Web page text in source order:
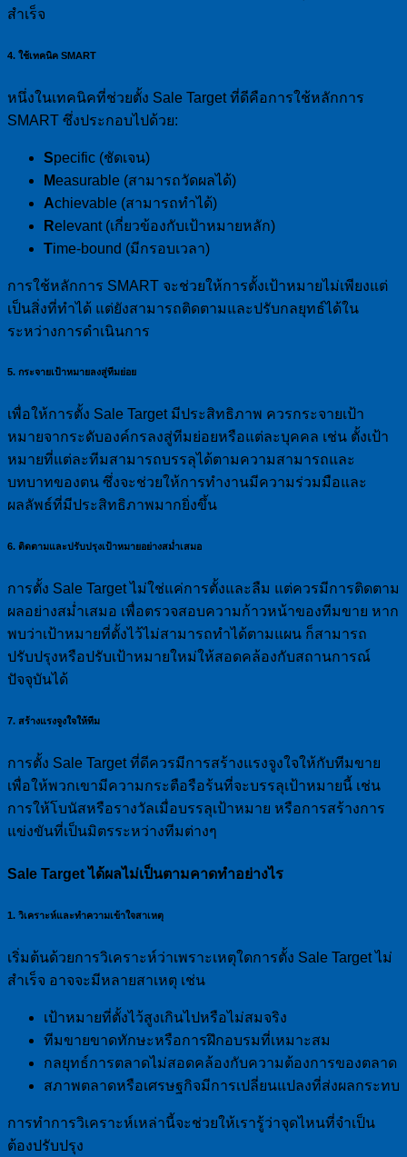
สำเร็จ
4. ใช้เทคนิค SMART
หนึ่งในเทคนิคที่ช่วยตั้ง Sale Target ที่ดีคือการใช้หลักการ
SMART ซึ่งประกอบไปด้วย:
Specific (ชัดเจน)
Measurable (สามารถวัดผลได้)
Achievable (สามารถทำได้)
Relevant (เกี่ยวข้องกับเป้าหมายหลัก)
Time-bound (มีกรอบเวลา)
การใช้หลักการ SMART จะช่วยให้การตั้งเป้าหมายไม่เพียงแต่
เป็นสิ่งที่ทำได้ แต่ยังสามารถติดตามและปรับกลยุทธ์ได้ใน
ระหว่างการดำเนินการ
5. กระจายเป้าหมายลงสู่ทีมย่อย
เพื่อให้การตั้ง Sale Target มีประสิทธิภาพ ควรกระจายเป้า
หมายจากระดับองค์กรลงสู่ทีมย่อยหรือแต่ละบุคคล เช่น ตั้งเป้า
หมายที่แต่ละทีมสามารถบรรลุได้ตามความสามารถและ
บทบาทของตน ซึ่งจะช่วยให้การทำงานมีความร่วมมือและ
ผลลัพธ์ที่มีประสิทธิภาพมากยิ่งขึ้น
6. ติดตามและปรับปรุงเป้าหมายอย่างสม่ำเสมอ
การตั้ง Sale Target ไม่ใช่แค่การตั้งและลืม แต่ควรมีการติดตาม
ผลอย่างสม่ำเสมอ เพื่อตรวจสอบความก้าวหน้าของทีมขาย หาก
พบว่าเป้าหมายที่ตั้งไว้ไม่สามารถทำได้ตามแผน ก็สามารถ
ปรับปรุงหรือปรับเป้าหมายใหม่ให้สอดคล้องกับสถานการณ์
ปัจจุบันได้
7. สร้างแรงจูงใจให้ทีม
การตั้ง Sale Target ที่ดีควรมีการสร้างแรงจูงใจให้กับทีมขาย
เพื่อให้พวกเขามีความกระตือรือร้นที่จะบรรลุเป้าหมายนี้ เช่น
การให้โบนัสหรือรางวัลเมื่อบรรลุเป้าหมาย หรือการสร้างการ
แข่งขันที่เป็นมิตรระหว่างทีมต่างๆ
Sale Target ได้ผลไม่เป็นตามคาดทำอย่างไร
1. วิเคราะห์และทำความเข้าใจสาเหตุ
เริ่มต้นด้วยการวิเคราะห์ว่าเพราะเหตุใดการตั้ง Sale Target ไม่
สำเร็จ อาจจะมีหลายสาเหตุ เช่น
เป้าหมายที่ตั้งไว้สูงเกินไปหรือไม่สมจริง
ทีมขายขาดทักษะหรือการฝึกอบรมที่เหมาะสม
กลยุทธ์การตลาดไม่สอดคล้องกับความต้องการของตลาด
สภาพตลาดหรือเศรษฐกิจมีการเปลี่ยนแปลงที่ส่งผลกระทบ
การทำการวิเคราะห์เหล่านี้จะช่วยให้เรารู้ว่าจุดไหนที่จำเป็น
ต้องปรับปรุง